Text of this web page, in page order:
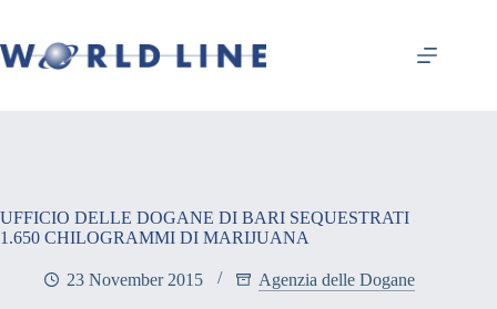
UFFICIO DELLE DOGANE DI BARI SEQUESTRATI
1.650 CHILOGRAMMI DI MARIJUANA
23 November 2015 Agenzia delle Dogane